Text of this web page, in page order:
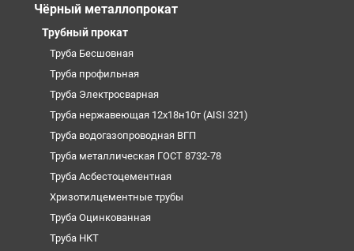
Чёрный металлопрокат
Трубный прокат
Труба Бесшовная
Труба профильная
Труба Электросварная
Труба нержавеющая 12х18н10т (AISI 321)
Труба водогазопроводная ВГП
Труба металлическая ГОСТ 8732-78
Труба Асбестоцементная
Хризотилцементные трубы
Труба Оцинкованная
Труба НКТ